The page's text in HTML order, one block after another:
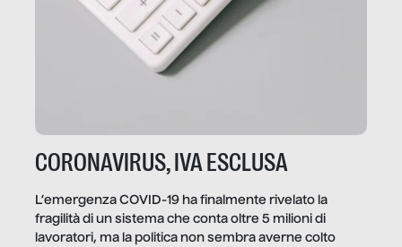
CORONAVIRUS, IVA ESCLUSA
L’emergenza COVID-19 ha finalmente rivelato la
fragilità di un sistema che conta oltre 5 milioni di
lavoratori, ma la politica non sembra averne colto